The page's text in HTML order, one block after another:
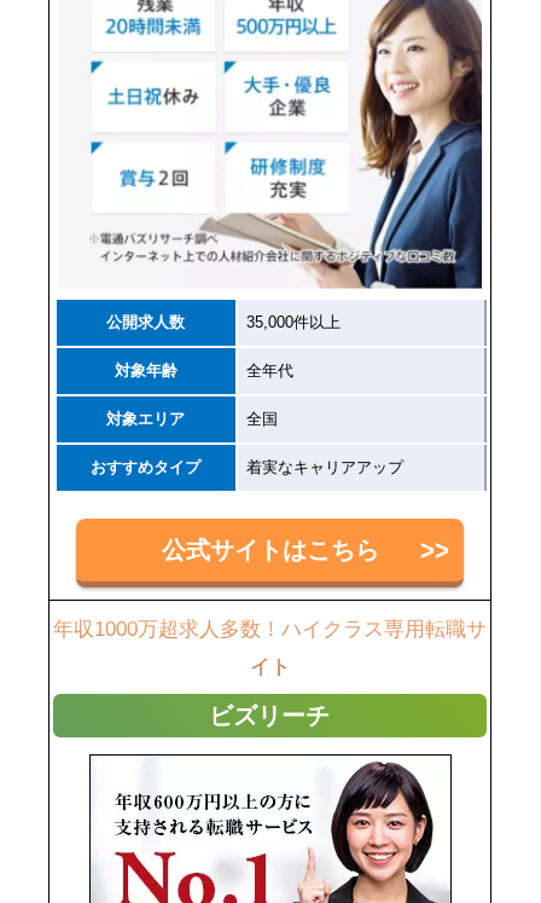
公開求人数 35,000件以上
対象年齢 全年代
対象エリア 全国
おすすめタイプ 着実なキャリアアップ
公式サイトはこちら
年収1000万超求人多数！ハイクラス専用転職サ
イト
ビズリーチ